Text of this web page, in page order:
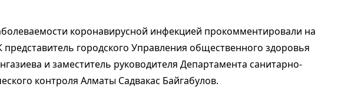
коронавирусной инфекцией прокомментировали на
городского Управления общественного здоровья
и заместитель руководителя Департамента санитарно-
контроля Алматы Садвакас Байгабулов.